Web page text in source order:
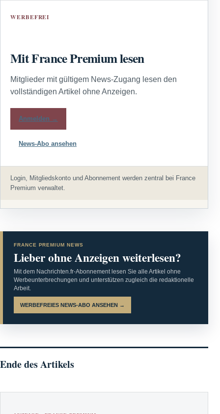
WERBEFREI
Mit France Premium lesen
Mitglieder mit gültigem News-Zugang lesen den
vollständigen Artikel ohne Anzeigen.
Anmelden →
News-Abo ansehen
Login, Mitgliedskonto und Abonnement werden zentral bei France
Premium verwaltet.
FRANCE PREMIUM NEWS
Lieber ohne Anzeigen weiterlesen?
Mit dem Nachrichten.fr-Abonnement lesen Sie alle Artikel ohne
Werbeunterbrechungen und unterstützen zugleich die redaktionelle
Arbeit.
WERBEFREIES NEWS-ABO ANSEHEN →
Ende des Artikels